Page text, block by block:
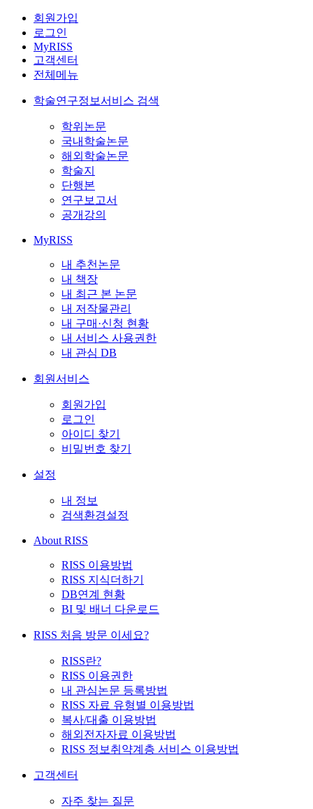
회원가입
로그인
MyRISS
고객센터
전체메뉴
학술연구정보서비스 검색
학위논문
국내학술논문
해외학술논문
학술지
단행본
연구보고서
공개강의
MyRISS
내 추천논문
내 책장
내 최근 본 논문
내 저작물관리
내 구매·신청 현황
내 서비스 사용권한
내 관심 DB
회원서비스
회원가입
로그인
아이디 찾기
비밀번호 찾기
설정
내 정보
검색환경설정
About RISS
RISS 이용방법
RISS 지식더하기
DB연계 현황
BI 및 배너 다운로드
RISS 처음 방문 이세요?
RISS란?
RISS 이용권한
내 관심논문 등록방법
RISS 자료 유형별 이용방법
복사/대출 이용방법
해외전자자료 이용방법
RISS 정보취약계층 서비스 이용방법
고객센터
자주 찾는 질문